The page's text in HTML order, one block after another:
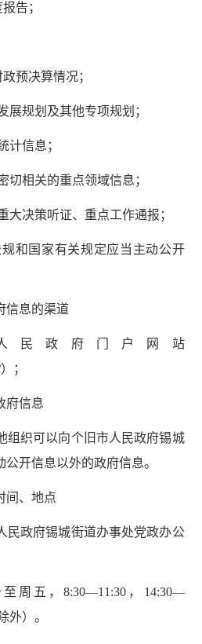
告；
预决算情况；
规划及其他专项规划；
信息；
相关的重点领域信息；
决策听证、重点工作通报；
国家有关规定应当主动公开
息的渠道
政府门户网站
；
信息
织可以向个旧市人民政府锡城
开信息以外的政府信息。
、地点
政府锡城街道办事处党政办公
五，8:30—11:30，14:30—
外）。